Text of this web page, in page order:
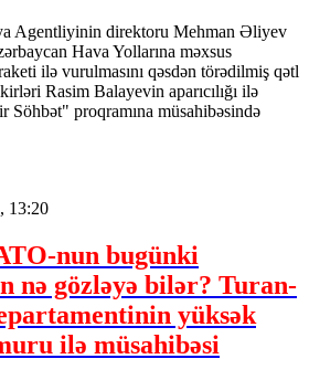
Agentliyinin direktoru Mehman Əliyev
Hava Yollarına məxsus
ilə vurulmasını qəsdən törədilmiş qətl
Rasim Balayevin aparıcılığı ilə
Söhbət" proqramına müsahibəsində
13:20
nun bugünki
nə gözləyə bilər? Turan-
yüksək
ilə müsahibəsi